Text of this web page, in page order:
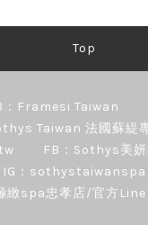
Top
：Framesi Taiwan
Taiwan 法國蘇緹
FB：Sothys美
IG：sothystaiwanspa
緻spa忠孝店/官方